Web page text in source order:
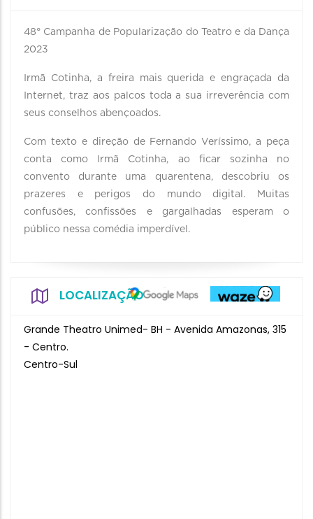
48° Campanha de Popularização do Teatro e da Dança
2023
Irmã Cotinha, a freira mais querida e engraçada da
Internet, traz aos palcos toda a sua irreverência com
seus conselhos abençoados.
Com texto e direção de Fernando Veríssimo, a peça
conta como Irmã Cotinha, ao ficar sozinha no
convento durante uma quarentena, descobriu os
prazeres e perigos do mundo digital. Muitas
confusões, confissões e gargalhadas esperam o
público nessa comédia imperdível.
LOCALIZAÇÃO
Grande Theatro Unimed- BH - Avenida Amazonas, 315
- Centro.
Centro-Sul